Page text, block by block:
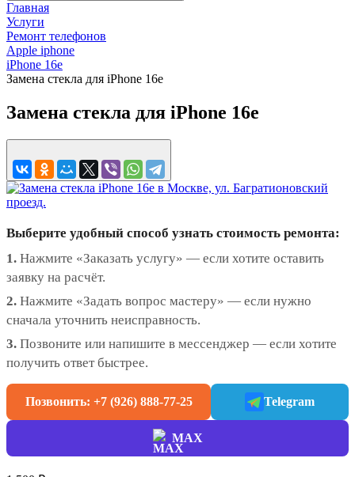
Главная
Услуги
Ремонт телефонов
Apple iphone
iPhone 16e
Замена стекла для iPhone 16e
Замена стекла для iPhone 16e
Выберите удобный способ узнать стоимость ремонта:
1. Нажмите «Заказать услугу» — если хотите оставить
заявку на расчёт.
2. Нажмите «Задать вопрос мастеру» — если нужно
сначала уточнить неисправность.
3. Позвоните или напишите в мессенджер — если хотите
получить ответ быстрее.
Позвонить: +7 (926) 888-77-25 Telegram
MAX